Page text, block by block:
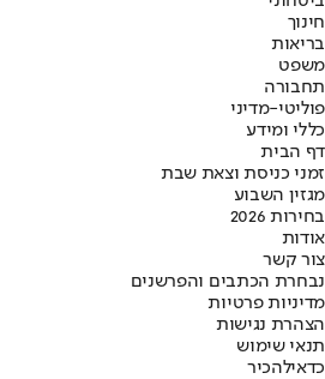
חינוך
בריאות
משפט
תחבורה
פוליטי-מדיני
כללי ומידע
דף הבית
זמני כניסת וצאת שבת
מגזין השבוע
בחירות 2026
אודות
צור קשר
נבחרת הכתבים והפרשנים
מדיניות פרטיות
הצהרת נגישות
תנאי שימוש
כדאילהכיר